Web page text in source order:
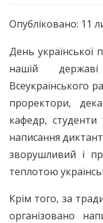
Опубліковано: 11
День української
нашій державі
Всеукраїнського
проректори,
кафедр,
написання
зворушливий і
теплотою
Крім того, за
організовано